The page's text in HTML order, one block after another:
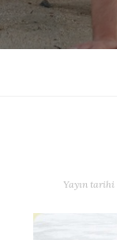
Yayın tarihi